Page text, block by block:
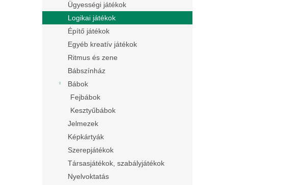
Ügyességi játékok
Logikai játékok
Építő játékok
Egyéb kreatív játékok
Ritmus és zene
Bábszínház
Bábok
Fejbábok
Kesztyűbábok
Jelmezek
Képkártyák
Szerepjátékok
Társasjátékok, szabályjátékok
Nyelvoktatás